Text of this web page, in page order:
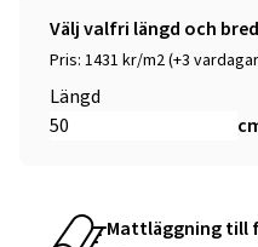
Välj valfri längd och
Pris: 1431 kr/m2 (+3
Längd
Mattläggning till